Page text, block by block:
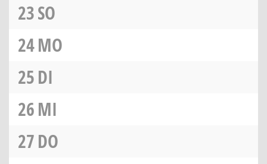
23SO
24MO
25DI
26MI
27DO